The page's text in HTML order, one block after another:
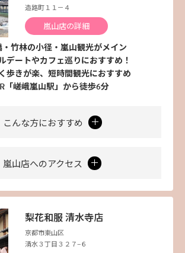
造路町１１－４
嵐山店の詳細
竹林の小径・嵐山観光がメイン
デートやカフェ巡りにおすすめ！
歩きが楽、短時間観光におすすめ
「嵯峨嵐山駅」から徒歩6分
こんな方におすすめ
嵐山店へのアクセス
梨花和服 清水寺店
京都市東山区
清水３丁目３２７−６